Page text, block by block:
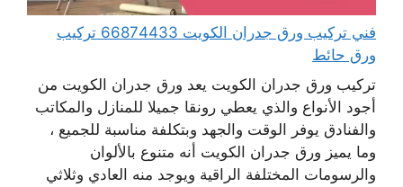
فني تركيب ورق جدران الكويت 66874433 تركيب
ورق حائط
تركيب ورق جدران الكويت يعد ورق جدران الكويت من
أجود الأنواع والذي يعطي رونقا جميلا للمنازل والمكاتب
والفنادق يوفر الوقت والجهد وبتكلفة مناسبة للجميع ،
وما يميز ورق جدران الكويت أنه متنوع بالألوان
والرسومات المختلفة الراقية ويوجد منه العادي وثلاثي